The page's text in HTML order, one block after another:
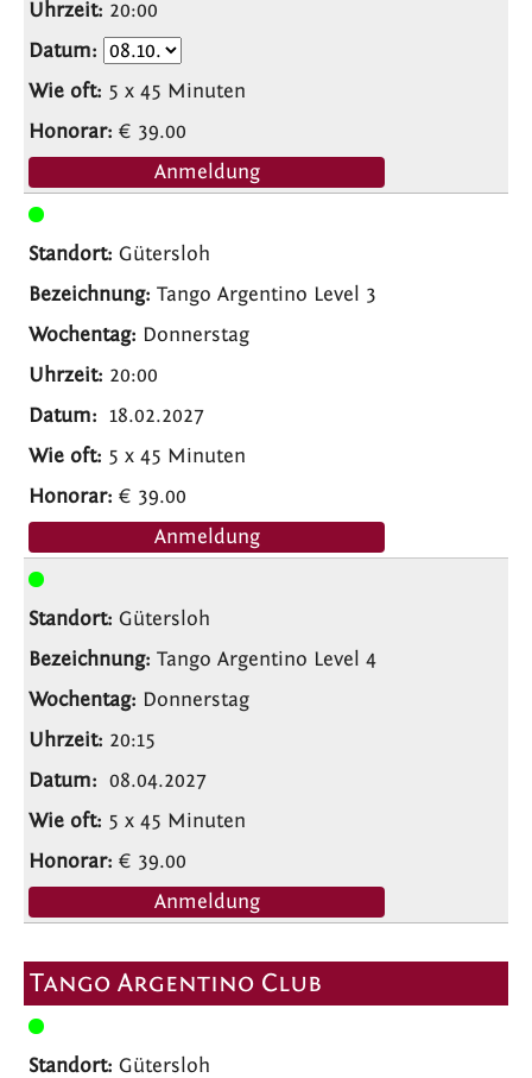
20:00
5 x 45 Minuten
€ 39.00
Anmeldung
Gütersloh
Tango Argentino Level 3
Donnerstag
20:00
18.02.2027
5 x 45 Minuten
€ 39.00
Anmeldung
Gütersloh
Tango Argentino Level 4
Donnerstag
20:15
08.04.2027
5 x 45 Minuten
€ 39.00
Anmeldung
Tango Argentino Club
Gütersloh